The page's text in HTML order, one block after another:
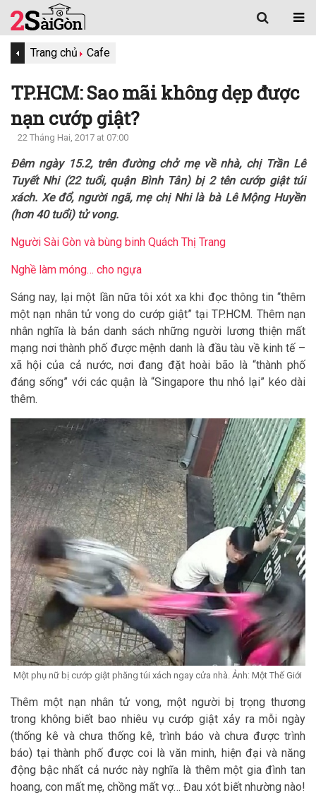
Trang chủ Cafe
TP.HCM: Sao mãi không dẹp được
nạn cướp giật?
22 Tháng Hai, 2017 at 07:00
Đêm ngày 15.2, trên đường chở mẹ về nhà, chị Trần Lê
Tuyết Nhi (22 tuổi, quận Bình Tân) bị 2 tên cướp giật túi
xách. Xe đổ, người ngã, mẹ chị Nhi là bà Lê Mộng Huyền
(hơn 40 tuổi) tử vong.
Người Sài Gòn và bùng binh Quách Thị Trang
Nghề làm móng… cho ngựa
Sáng nay, lại một lần nữa tôi xót xa khi đọc thông tin “thêm
một nạn nhân tử vong do cướp giật” tại TP.HCM. Thêm nạn
nhân nghĩa là bản danh sách những người lương thiện mất
mạng nơi thành phố được mệnh danh là đầu tàu về kinh tế –
xã hội của cả nước, nơi đang đặt hoài bão là “thành phố
đáng sống” với các quận là “Singapore thu nhỏ lại” kéo dài
thêm.
Một phụ nữ bị cướp giật phăng túi xách ngay cửa nhà. Ảnh: Một Thế Giới
Thêm một nạn nhân tử vong, một người bị trọng thương
trong không biết bao nhiêu vụ cướp giật xảy ra mỗi ngày
(thống kê và chưa thống kê, trình báo và chưa được trình
báo) tại thành phố được coi là văn minh, hiện đại và năng
động bậc nhất cả nước này nghĩa là thêm một gia đình tan
hoang, con mất mẹ, chồng mất vợ… Đau xót biết nhường nào!